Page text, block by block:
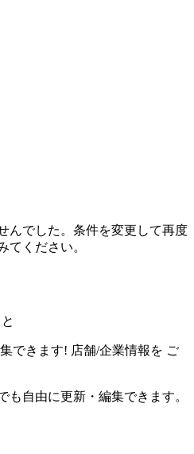
んでした。条件を変更して再度
てください。
できます! 店舗/企業情報を ご
も自由に更新・編集できます。